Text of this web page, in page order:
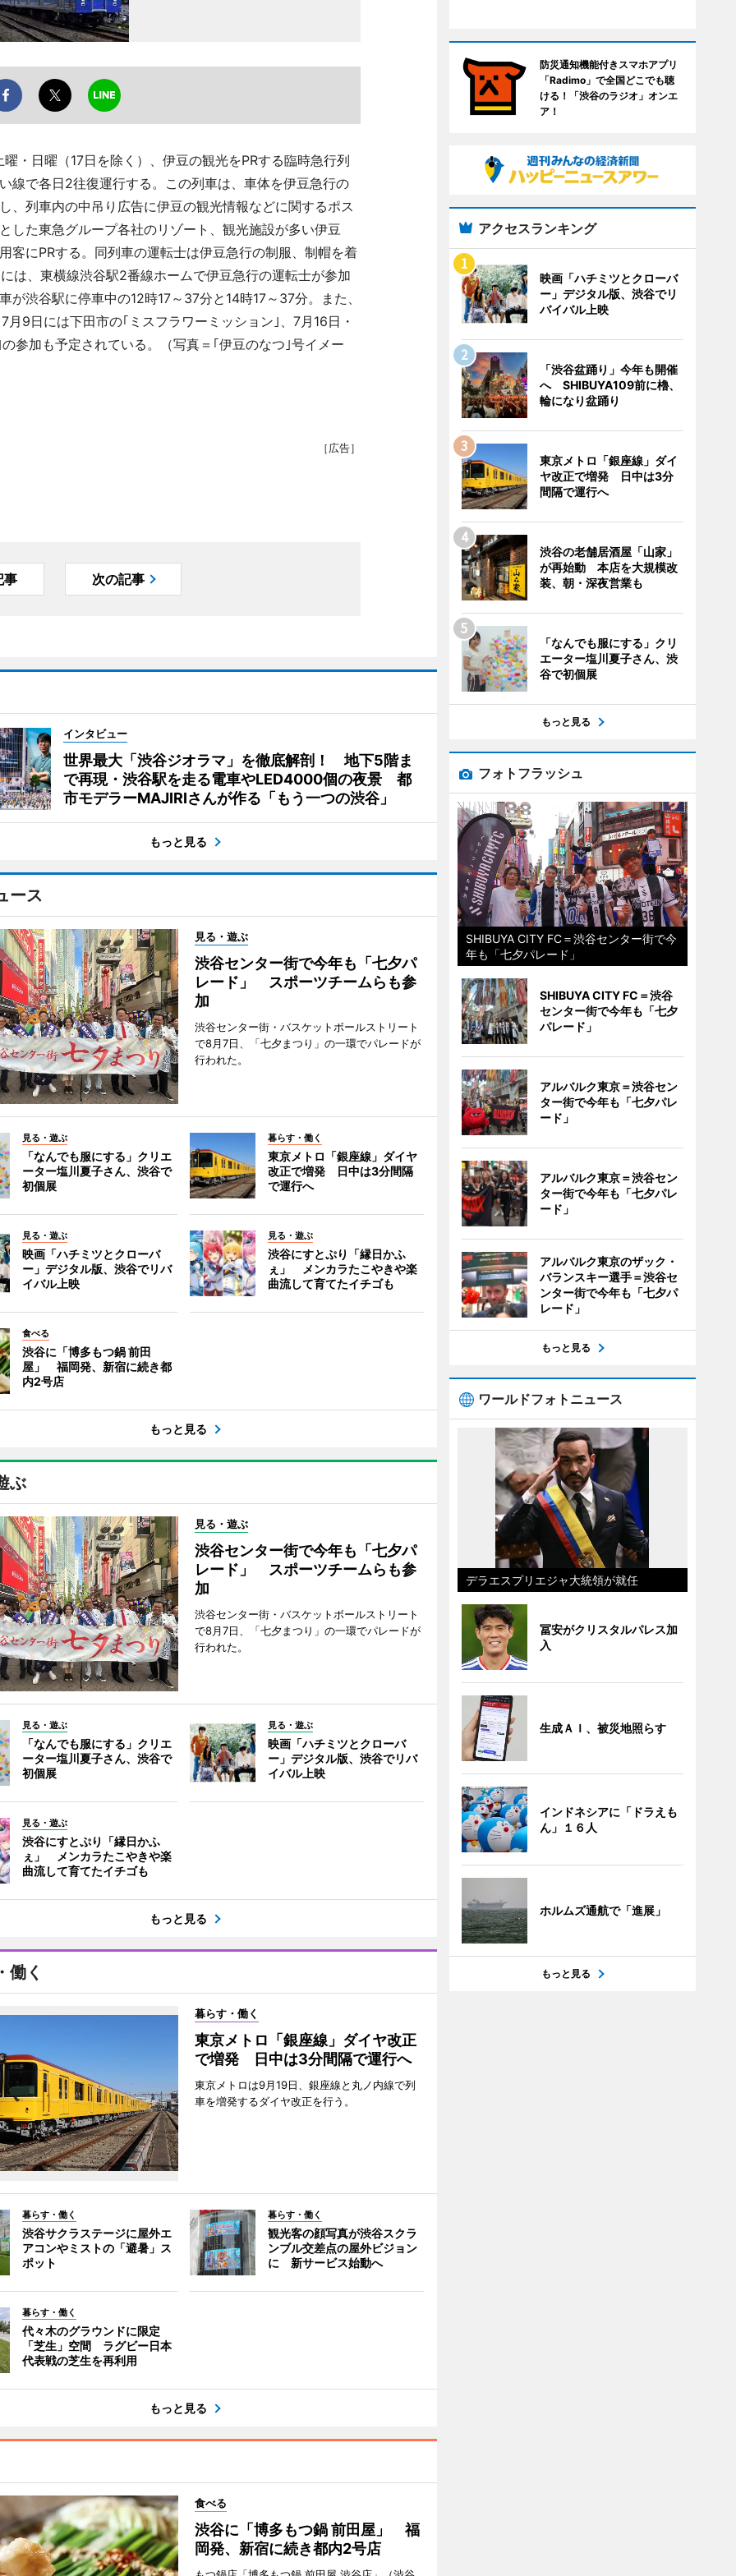
・日曜（17日を除く）、伊豆の観光をPRする臨時急行列
線で各日2往復運行する。この列車は、車体を伊豆急行の
、列車内の中吊り広告に伊豆の観光情報などに関するポス
した東急グループ各社のリゾート、観光施設が多い伊豆
客にPRする。同列車の運転士は伊豆急行の制服、制帽を着
は、東横線渋谷駅2番線ホームで伊豆急行の運転士が参加
渋谷駅に停車中の12時17～37分と14時17～37分。また、
9日には下田市の｢ミスフラワーミッション｣、7月16日・
参加も予定されている。（写真＝｢伊豆のなつ｣号イメー
［広告］
事 次の記事
インタビュー
世界最大「渋谷ジオラマ」を徹底解剖！ 地下5階ま
で再現・渋谷駅を走る電車やLED4000個の夜景 都
市モデラーMAJIRIさんが作る「もう一つの渋谷」
もっと見る
ース
見る・遊ぶ
渋谷センター街で今年も「七夕パ
レード」 スポーツチームらも参
加
渋谷センター街・バスケットボールストリート
で8月7日、「七夕まつり」の一環でパレードが
行われた。
見る・遊ぶ
「なんでも服にする」クリエ
ーター塩川夏子さん、渋谷で
初個展
暮らす・働く
東京メトロ「銀座線」ダイヤ
改正で増発 日中は3分間隔
で運行へ
見る・遊ぶ
映画「ハチミツとクローバ
ー」デジタル版、渋谷でリバ
イバル上映
見る・遊ぶ
渋谷にすとぷり「縁日かふ
ぇ」 メンカラたこやきや楽
曲流して育てたイチゴも
食べる
渋谷に「博多もつ鍋 前田
屋」 福岡発、新宿に続き都
内2号店
もっと見る
ぶ
見る・遊ぶ
渋谷センター街で今年も「七夕パ
レード」 スポーツチームらも参
加
渋谷センター街・バスケットボールストリート
で8月7日、「七夕まつり」の一環でパレードが
行われた。
見る・遊ぶ
「なんでも服にする」クリエ
ーター塩川夏子さん、渋谷で
初個展
見る・遊ぶ
映画「ハチミツとクローバ
ー」デジタル版、渋谷でリバ
イバル上映
見る・遊ぶ
渋谷にすとぷり「縁日かふ
ぇ」 メンカラたこやきや楽
曲流して育てたイチゴも
もっと見る
働く
暮らす・働く
東京メトロ「銀座線」ダイヤ改正
で増発 日中は3分間隔で運行へ
東京メトロは9月19日、銀座線と丸ノ内線で列
車を増発するダイヤ改正を行う。
暮らす・働く
渋谷サクラステージに屋外エ
アコンやミストの「避暑」ス
ポット
暮らす・働く
観光客の顔写真が渋谷スクラ
ンブル交差点の屋外ビジョン
に 新サービス始動へ
暮らす・働く
代々木のグラウンドに限定
「芝生」空間 ラグビー日本
代表戦の芝生を再利用
もっと見る
食べる
渋谷に「博多もつ鍋 前田屋」 福
岡発、新宿に続き都内2号店
防災通知機能付きスマホアプリ
「Radimo」で全国どこでも聴
ける！「渋谷のラジオ」オンエ
ア！
アクセスランキング
映画「ハチミツとクローバ
ー」デジタル版、渋谷でリ
バイバル上映
「渋谷盆踊り」今年も開催
へ SHIBUYA109前に櫓、
輪になり盆踊り
東京メトロ「銀座線」ダイ
ヤ改正で増発 日中は3分
間隔で運行へ
渋谷の老舗居酒屋「山家」
が再始動 本店を大規模改
装、朝・深夜営業も
「なんでも服にする」クリ
エーター塩川夏子さん、渋
谷で初個展
もっと見る
フォトフラッシュ
SHIBUYA CITY FC＝渋谷センター街で今
年も「七夕パレード」
SHIBUYA CITY FC＝渋谷
センター街で今年も「七夕
パレード」
アルバルク東京＝渋谷セン
ター街で今年も「七夕パレ
ード」
アルバルク東京＝渋谷セン
ター街で今年も「七夕パレ
ード」
アルバルク東京のザック・
バランスキー選手＝渋谷セ
ンター街で今年も「七夕パ
レード」
もっと見る
ワールドフォトニュース
デラエスプリエジャ大統領が就任
冨安がクリスタルパレス加
入
生成ＡＩ、被災地照らす
インドネシアに「ドラえも
ん」１６人
ホルムズ通航で「進展」
もっと見る